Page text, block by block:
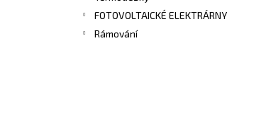
FOTOVOLTAICKÉ ELEKTRÁRNY
Rámování